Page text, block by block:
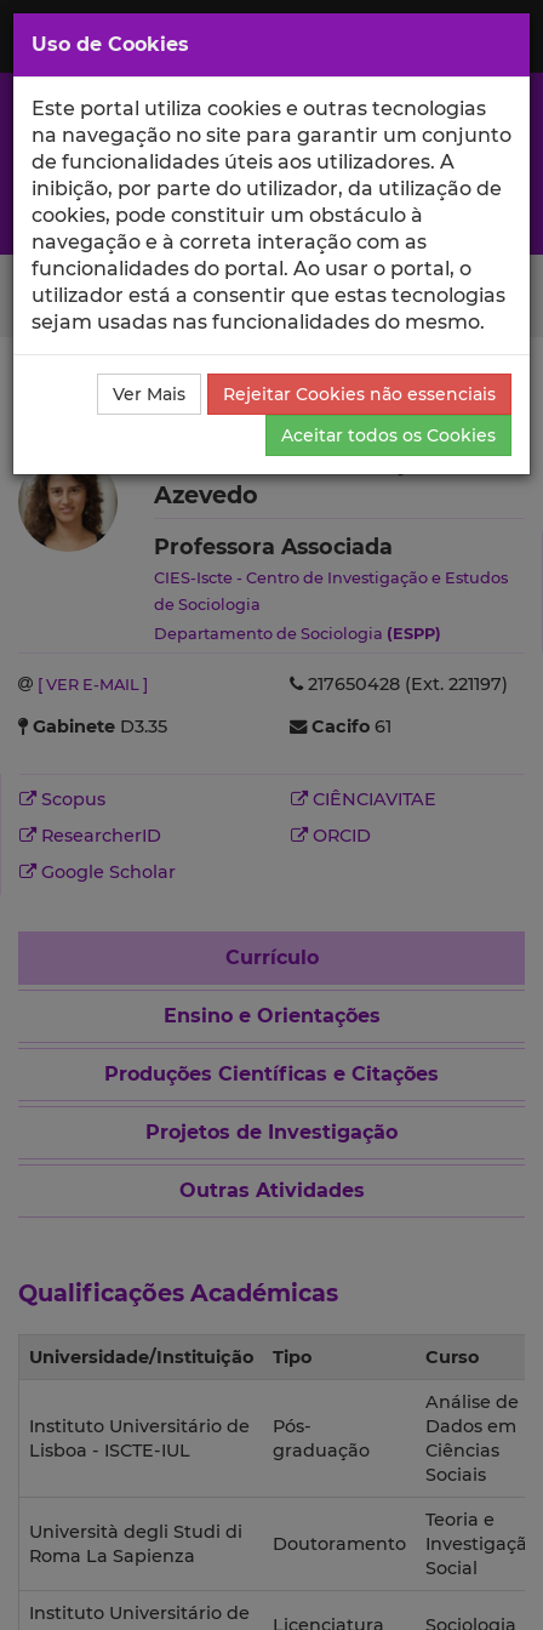
Saltar
para
Conteúdo
Principal
A excelência da investigação e ciência no Iscte
Search Button
Ciência_Iscte Autores
Joana Fonseca França
Currículo
Joana Fonseca França
Azevedo
Professora Associada
CIES-Iscte - Centro de Investigação e Estudos
de Sociologia
Departamento de Sociologia (ESPP)
[ VER E-MAIL ]
217650428 (Ext. 221197)
Gabinete D3.35 Cacifo 61
Scopus
CIÊNCIAVITAE
ResearcherID
ORCID
Google Scholar
Currículo
Ensino e Orientações
Produções Científicas e Citações
Projetos de Investigação
Outras Atividades
Qualificações Académicas
Universidade/Instituição Tipo Curso
Instituto Universitário de
Lisboa - ISCTE-IUL
Pós-
graduação
Análise de
Dados em
Ciências
Sociais
Università degli Studi di
Roma La Sapienza
Doutoramento
Teoria e
Investigação
Social
Instituto Universitário de
Licenciatura Sociologia
Uso de Cookies
Este portal utiliza cookies e outras tecnologias
na navegação no site para garantir um conjunto
de funcionalidades úteis aos utilizadores. A
inibição, por parte do utilizador, da utilização de
cookies, pode constituir um obstáculo à
navegação e à correta interação com as
funcionalidades do portal. Ao usar o portal, o
utilizador está a consentir que estas tecnologias
sejam usadas nas funcionalidades do mesmo.
Ver Mais
Rejeitar Cookies não essenciais
Aceitar todos os Cookies